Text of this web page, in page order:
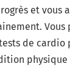
et vous
Vous
de cardio
physique